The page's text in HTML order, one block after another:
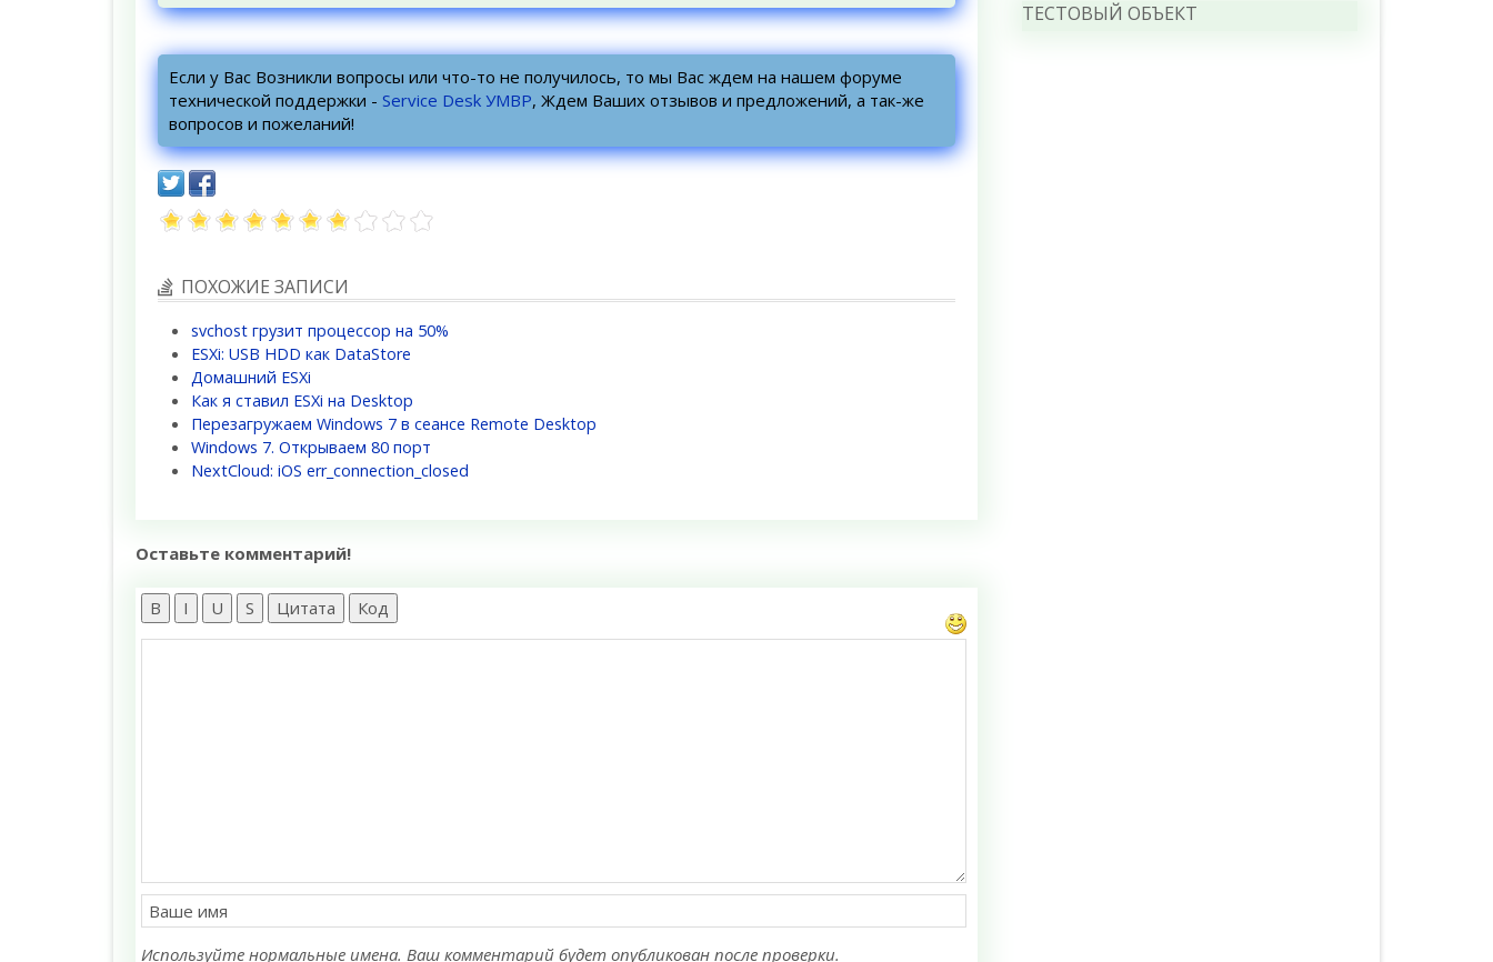
Если у Вас Возникли вопросы или что-то не получилось, то мы Вас ждем на нашем форуме
технической поддержки - Service Desk УМВР, Ждем Ваших отзывов и предложений, а так-же
вопросов и пожеланий!
ПОХОЖИЕ ЗАПИСИ
svchost грузит процессор на 50%
ESXi: USB HDD как DataStore
Домашний ESXi
Как я ставил ESXi на Desktop
Перезагружаем Windows 7 в сеансе Remote Desktop
Windows 7. Открываем 80 порт
NextCloud: iOS err_connection_closed
Оставьте комментарий!
B I U S Цитата Код
Используйте нормальные имена. Ваш комментарий будет опубликован после проверки.
ТЕСТОВЫЙ ОБЪЕКТ